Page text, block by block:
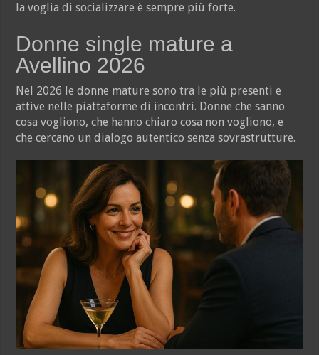
la voglia di socializzare è sempre più forte.
Donne single mature a
Avellino 2026
Nel 2026 le donne mature sono tra le più presenti e
attive nelle piattaforme di incontri. Donne che sanno
cosa vogliono, che hanno chiaro cosa non vogliono, e
che cercano un dialogo autentico senza sovrastrutture.